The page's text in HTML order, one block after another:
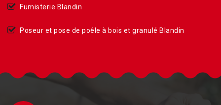
Fumisterie Blandin
Poseur et pose de poêle à bois et granulé Blandin